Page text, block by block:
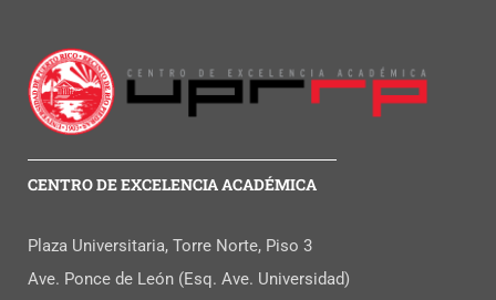
CENTRO DE EXCELENCIA ACADÉMICA
Plaza Universitaria, Torre Norte, Piso 3
Ave. Ponce de León (Esq. Ave. Universidad)